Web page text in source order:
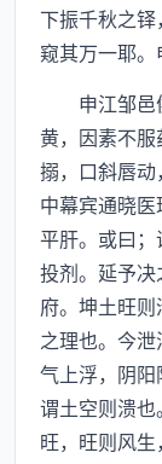
下振千秋之
窥其万一耶
申江邹邑
黄，因素不
搦，口斜唇
中幕宾通晓
平肝。或曰
投剂。延予
府。坤土旺
之理也。今
气上浮，阴
谓土空则溃
旺，旺则风